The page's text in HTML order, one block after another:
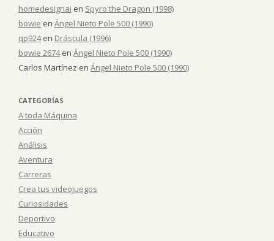
homedesignai en Spyro the Dragon (1998)
bowie en Ángel Nieto Pole 500 (1990)
qp924en Dráscula (1996)
bowie 2674en Ángel Nieto Pole 500 (1990)
Carlos Martínez en Ángel Nieto Pole 500 (1990)
CATEGORÍAS
A toda Máquina
Acción
Análisis
Aventura
Carreras
Crea tus videojuegos
Curiosidades
Deportivo
Educativo